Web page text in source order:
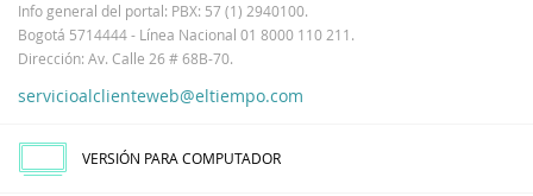
Info general del portal: PBX: 57 (1) 2940100.
Bogotá 5714444 - Línea Nacional 01 8000 110 211.
Dirección: Av. Calle 26 # 68B-70.
servicioalclienteweb@eltiempo.com
VERSIÓN PARA COMPUTADOR